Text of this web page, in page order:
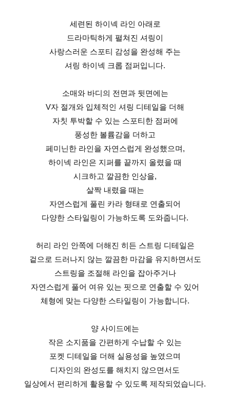
세련된 하이넥 라인 아래로
드라마틱하게 펼쳐진 셔링이
사랑스러운 스포티 감성을 완성해 주는
셔링 하이넥 크롭 점퍼입니다.
소매와 바디의 전면과 뒷면에는
V자 절개와 입체적인 셔링 디테일을 더해
자칫 투박할 수 있는 스포티한 점퍼에
풍성한 볼륨감을 더하고
페미닌한 라인을 자연스럽게 완성했으며,
하이넥 라인은 지퍼를 끝까지 올렸을 때
시크하고 깔끔한 인상을,
살짝 내렸을 때는
자연스럽게 풀린 카라 형태로 연출되어
다양한 스타일링이 가능하도록 도와줍니다.
허리 라인 안쪽에 더해진 히든 스트링 디테일은
겉으로 드러나지 않는 깔끔한 마감을 유지하면서도
스트링을 조절해 라인을 잡아주거나
자연스럽게 풀어 여유 있는 핏으로 연출할 수 있어
체형에 맞는 다양한 스타일링이 가능합니다.
양 사이드에는
작은 소지품을 간편하게 수납할 수 있는
포켓 디테일을 더해 실용성을 높였으며
디자인의 완성도를 해치지 않으면서도
일상에서 편리하게 활용할 수 있도록 제작되었습니다.